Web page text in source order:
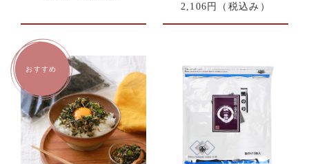
2,106円
（税込み）